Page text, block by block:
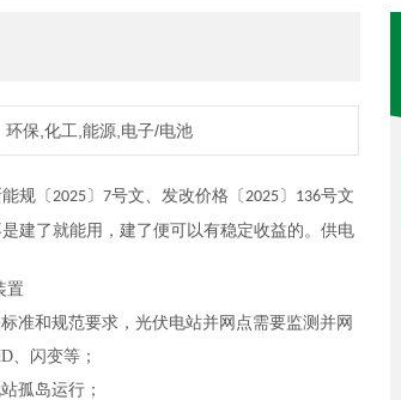
环保,化工,能源,电子/电池
能规〔2025 〕7号文、发改价格〔2025 〕 136号文
建了就能用，建了便可以有稳定收益的。供电
准和规范要求，光伏电站并网点需要监测并网
、闪变等；
孤岛运行；